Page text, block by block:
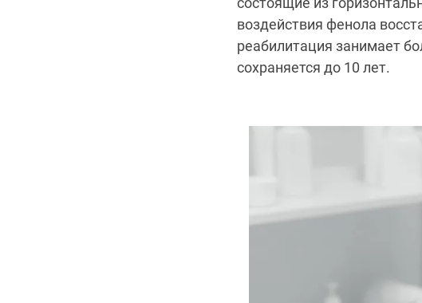
воздействия фенола
реабилитация занимает
сохраняется до 10 лет.